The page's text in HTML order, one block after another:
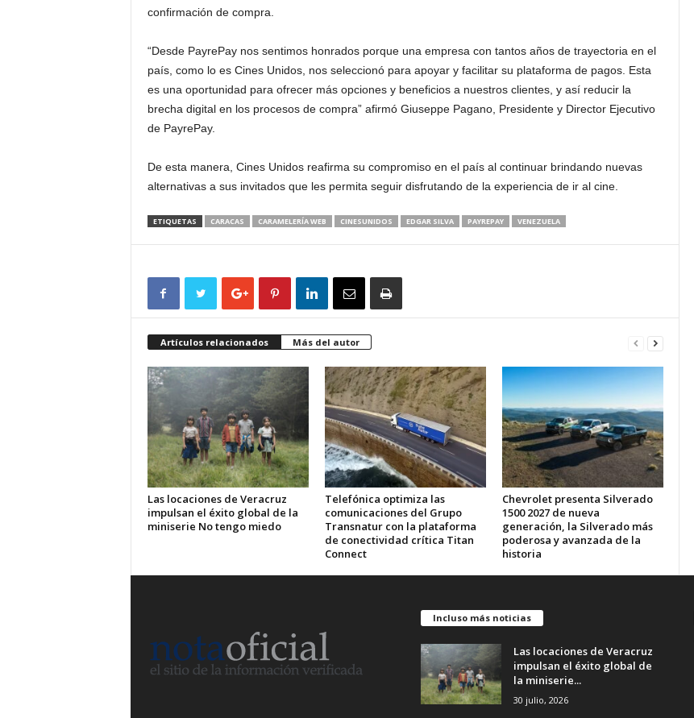
confirmación de compra.
“Desde PayrePay nos sentimos honrados porque una empresa con tantos años de trayectoria en el
país, como lo es Cines Unidos, nos seleccionó para apoyar y facilitar su plataforma de pagos. Esta
es una oportunidad para ofrecer más opciones y beneficios a nuestros clientes, y así reducir la
brecha digital en los procesos de compra” afirmó Giuseppe Pagano, Presidente y Director Ejecutivo
de PayrePay.
De esta manera, Cines Unidos reafirma su compromiso en el país al continuar brindando nuevas
alternativas a sus invitados que les permita seguir disfrutando de la experiencia de ir al cine.
ETIQUETAS CARACAS CARAMELERÍA WEB CINESUNIDOS EDGAR SILVA PAYREPAY VENEZUELA
Artículos relacionados Más del autor
Las locaciones de Veracruz
impulsan el éxito global de la
miniserie No tengo miedo
Telefónica optimiza las
comunicaciones del Grupo
Transnatur con la plataforma
de conectividad crítica Titan
Connect
Chevrolet presenta Silverado
1500 2027 de nueva
generación, la Silverado más
poderosa y avanzada de la
historia
Incluso más noticias
Las locaciones de Veracruz
impulsan el éxito global de
la miniserie...
30 julio, 2026